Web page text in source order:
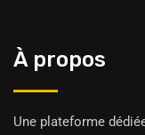
À propos
Une plateforme